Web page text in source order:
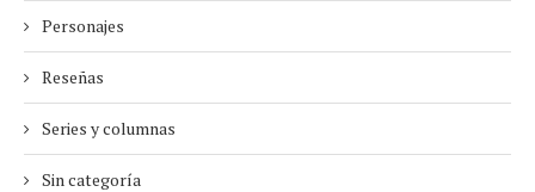
Personajes
Reseñas
Series y columnas
Sin categoría